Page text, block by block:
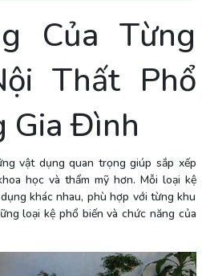
Của Từng
Thất Phổ
Gia Đình
vật dụng quan trọng giúp sắp xếp
học và thẩm mỹ hơn. Mỗi loại kệ
khác nhau, phù hợp với từng khu
loại kệ phổ biến và chức năng của